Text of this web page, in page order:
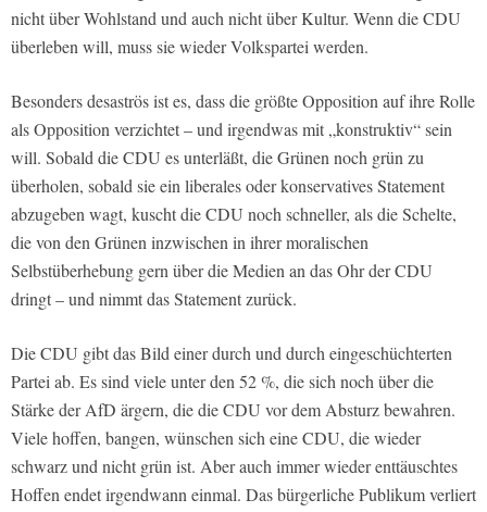
nicht über Wohlstand und auch nicht über Kultur. Wenn die CDU
überleben will, muss sie wieder Volkspartei werden.
Besonders desaströs ist es, dass die größte Opposition auf ihre Rolle
als Opposition verzichtet – und irgendwas mit „konstruktiv“ sein
will. Sobald die CDU es unterläßt, die Grünen noch grün zu
überholen, sobald sie ein liberales oder konservatives Statement
abzugeben wagt, kuscht die CDU noch schneller, als die Schelte,
die von den Grünen inzwischen in ihrer moralischen
Selbstüberhebung gern über die Medien an das Ohr der CDU
dringt – und nimmt das Statement zurück.
Die CDU gibt das Bild einer durch und durch eingeschüchterten
Partei ab. Es sind viele unter den 52 %, die sich noch über die
Stärke der AfD ärgern, die die CDU vor dem Absturz bewahren.
Viele hoffen, bangen, wünschen sich eine CDU, die wieder
schwarz und nicht grün ist. Aber auch immer wieder enttäuschtes
Hoffen endet irgendwann einmal. Das bürgerliche Publikum verliert